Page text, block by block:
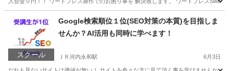
ＪＲ河内永和駅 ホームページ作成
スクール
Google検索順位１位(SEO対策の本質)を目指しま
せんか？AI活用も同時に学べます！
ＪＲ河内永和駅 6月3日